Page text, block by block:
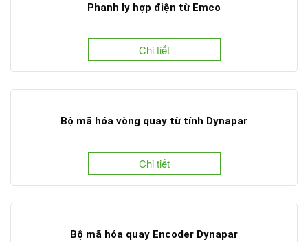
Phanh ly hợp điện từ Emco
Chi tiết
Bộ mã hóa vòng quay từ tính Dynapar
Chi tiết
Bộ mã hóa quay Encoder Dynapar